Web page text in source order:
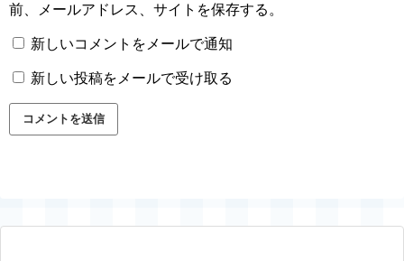
前、メールアドレス、サイトを保存する。
新しいコメントをメールで通知
新しい投稿をメールで受け取る